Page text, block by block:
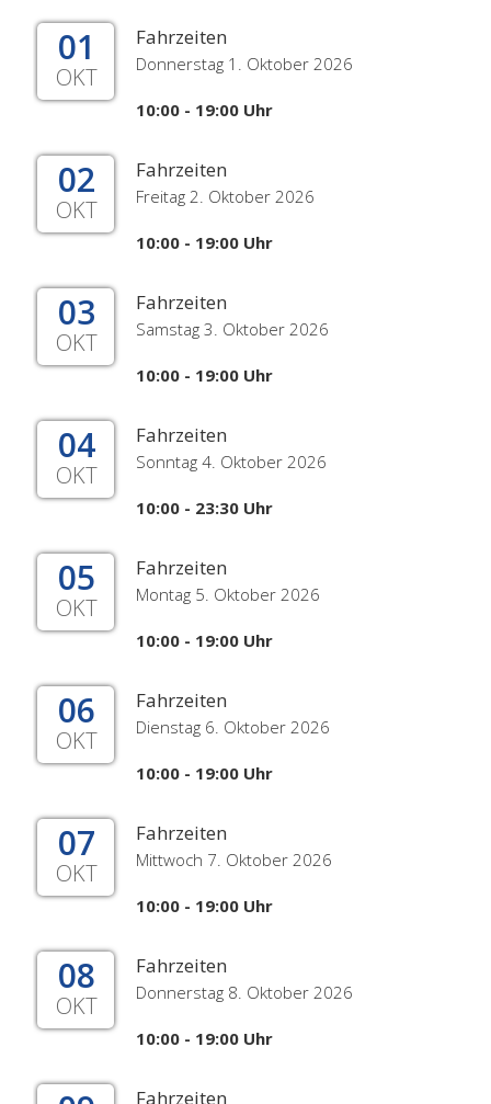
01
OKT
Fahrzeiten
Donnerstag 1. Oktober 2026
10:00 - 19:00 Uhr
02
OKT
Fahrzeiten
Freitag 2. Oktober 2026
10:00 - 19:00 Uhr
03
OKT
Fahrzeiten
Samstag 3. Oktober 2026
10:00 - 19:00 Uhr
04
OKT
Fahrzeiten
Sonntag 4. Oktober 2026
10:00 - 23:30 Uhr
05
OKT
Fahrzeiten
Montag 5. Oktober 2026
10:00 - 19:00 Uhr
06
OKT
Fahrzeiten
Dienstag 6. Oktober 2026
10:00 - 19:00 Uhr
07
OKT
Fahrzeiten
Mittwoch 7. Oktober 2026
10:00 - 19:00 Uhr
08
OKT
Fahrzeiten
Donnerstag 8. Oktober 2026
10:00 - 19:00 Uhr
Fahrzeiten